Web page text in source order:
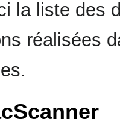
la liste des
réalisées